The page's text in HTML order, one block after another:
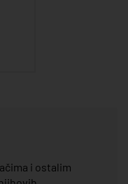
i ostalim